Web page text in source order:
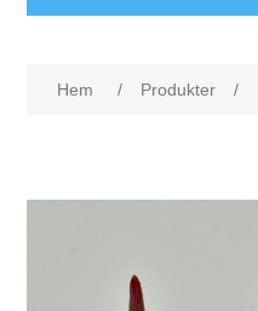
Hem / Produkter /